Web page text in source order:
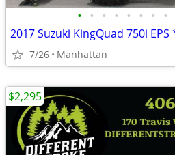
• • • • • • • •
7/26 Manhattan
$2,295